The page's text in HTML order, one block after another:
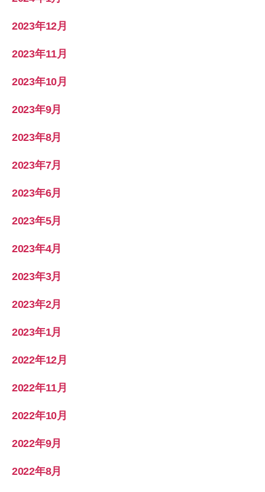
2023年12月
2023年11月
2023年10月
2023年9月
2023年8月
2023年7月
2023年6月
2023年5月
2023年4月
2023年3月
2023年2月
2023年1月
2022年12月
2022年11月
2022年10月
2022年9月
2022年8月